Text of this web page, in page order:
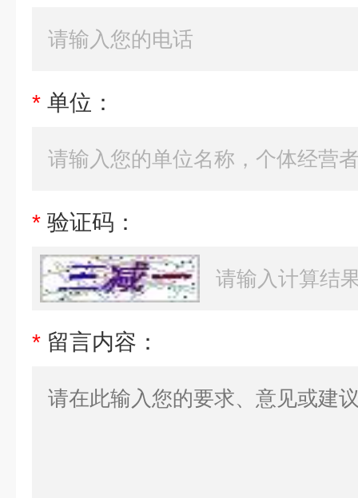
* 单位：
* 验证码：
* 留言内容：